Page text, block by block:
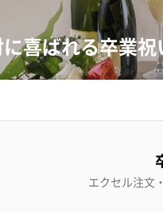
喜ばれる卒業
エクセル注文